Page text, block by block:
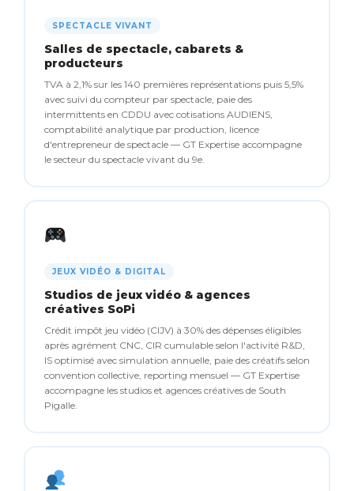
SPECTACLE VIVANT
Salles de spectacle, cabarets &
producteurs
TVA à 2,1% sur les 140 premières représentations puis 5,5%
avec suivi du compteur par spectacle, paie des
intermittents en CDDU avec cotisations AUDIENS,
comptabilité analytique par production, licence
d'entrepreneur de spectacle — GT Expertise accompagne
le secteur du spectacle vivant du 9e.
JEUX VIDÉO & DIGITAL
Studios de jeux vidéo & agences
créatives SoPi
Crédit impôt jeu vidéo (CIJV) à 30% des dépenses éligibles
après agrément CNC, CIR cumulable selon l'activité R&D,
IS optimisé avec simulation annuelle, paie des créatifs selon
convention collective, reporting mensuel — GT Expertise
accompagne les studios et agences créatives de South
Pigalle.